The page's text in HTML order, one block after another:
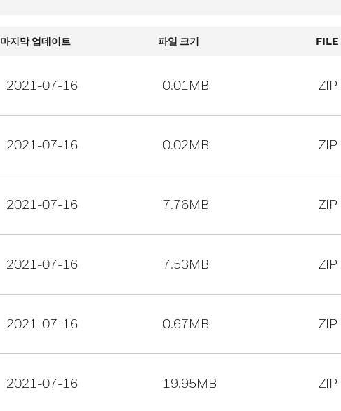
마지막 업데이트 파일 크기 FILE
2021-07-16 0.01MB ZIP
2021-07-16 0.02MB ZIP
2021-07-16 7.76MB ZIP
2021-07-16 7.53MB ZIP
2021-07-16 0.67MB ZIP
2021-07-16 19.95MB ZIP